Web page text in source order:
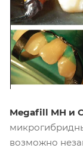
Megafill MH и
возможно